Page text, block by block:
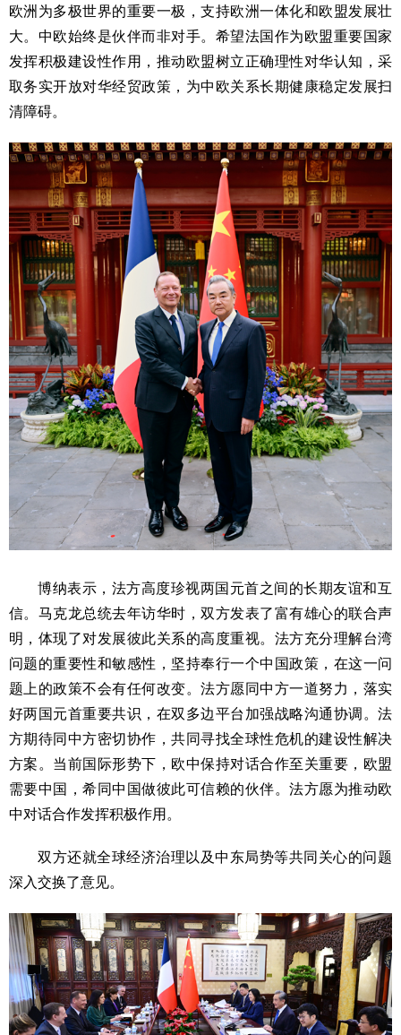
欧洲为多极世界的重要一极，支持欧洲一体化和欧盟发展壮
大。中欧始终是伙伴而非对手。希望法国作为欧盟重要国家
发挥积极建设性作用，推动欧盟树立正确理性对华认知，采
取务实开放对华经贸政策，为中欧关系长期健康稳定发展扫
清障碍。
博纳表示，法方高度珍视两国元首之间的长期友谊和互
信。马克龙总统去年访华时，双方发表了富有雄心的联合声
明，体现了对发展彼此关系的高度重视。法方充分理解台湾
问题的重要性和敏感性，坚持奉行一个中国政策，在这一问
题上的政策不会有任何改变。法方愿同中方一道努力，落实
好两国元首重要共识，在双多边平台加强战略沟通协调。法
方期待同中方密切协作，共同寻找全球性危机的建设性解决
方案。当前国际形势下，欧中保持对话合作至关重要，欧盟
需要中国，希同中国做彼此可信赖的伙伴。法方愿为推动欧
中对话合作发挥积极作用。
双方还就全球经济治理以及中东局势等共同关心的问题
深入交换了意见。